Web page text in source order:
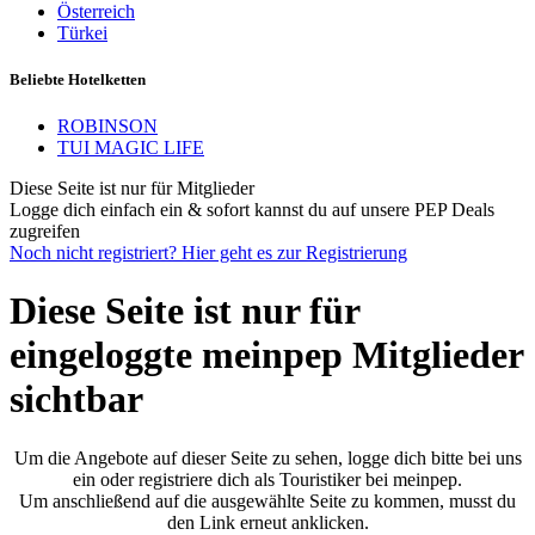
Österreich
Türkei
Beliebte Hotelketten
ROBINSON
TUI MAGIC LIFE
Diese Seite ist nur für Mitglieder
Logge dich einfach ein & sofort kannst du auf unsere PEP Deals
zugreifen
Noch nicht registriert? Hier geht es zur Registrierung
Diese Seite ist nur für
eingeloggte meinpep Mitglieder
sichtbar
Um die Angebote auf dieser Seite zu sehen, logge dich bitte bei uns
ein oder registriere dich als Touristiker bei meinpep.
Um anschließend auf die ausgewählte Seite zu kommen, musst du
den Link erneut anklicken.